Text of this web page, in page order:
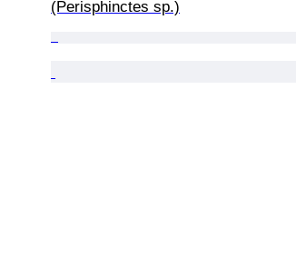
(Perisphinctes sp.)